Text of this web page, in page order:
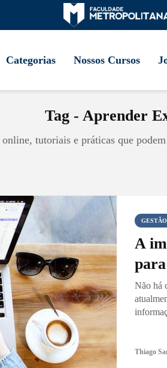
Categorias Nossos Cursos
Tag - Aprender
tutoriais e práticas que
GESTÃO
A
Não há
Thiago